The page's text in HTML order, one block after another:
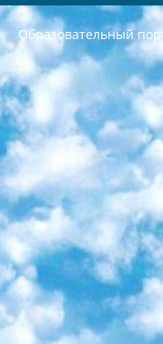
Образовательный
РЕСПУБЛИКА УЗБЕКИСТАН МИНИСТРЕРСТВО ДОШКОЛЬНОГО И ШКОЛЬНОГО ОБРАЗОВАНИЯ КОМАНДА в общеобразовательных учреждениях в 2023-2024 учебном году организация и проведение итоговой государственной аттестации обучающихся о Министра дошкольного и школьного образования Республики Узбекистан от 4 марта 2008 года (постановлением Минюста от 20 марта 2008 года № 1778 государственной регистрации) «Итоговое состояние учащихся общего среднего образования на основании положения об утверждении положения об аттестации общего среднего образования выпускной экзамен студентов в образовательных учреждениях в 2023-2024 учебном году В целях организации и прохождения аттестации приказываю: 1. Следующее: перечень предметов, по которым будет проводиться итоговая государственная аттестация и экзамен формы перевода согласно приложению 1; сертификаты международного образца, оценивающие уровень владения иностранными языками перечень согласно приложению 2; 2. Педагогический при специализированных образовательных учреждениях. научно-практический центр квалификации и международной оценки (Д.Давидова) 2024 г. До 25 марта: задания по предметам, по которым будет проводиться итоговая аттестация разработка и утверждение технических условий; итоговая аттестация на основании разработанного предметного задания разработка вопросов по предметам (устно и письменно), экзамен передача; общеобразовательные средние школы и специальные учебные заведения учащиеся выпускных классов школ и интернатов в агентской системе подготовка базы данных экзаменационных материалов и критериев оценки; перевод базы экзаменационных материалов на все языки обучения подать в Республиканский образовательный центр для изготовления; варианты экзаменов на основе разработанных контрольных материалов пусть будут поставлены задачи формирования. 3. Республиканский образовательный центр (Ш.Худайкулов) до 5 апреля 2024 года. до: база данных предоставленных экзаменационных материалов на все языки обучения перевод и экспертиза; для слепых, слабовидящих, глухих, слабослышащих и умственно отсталых детей учащиеся выпускных классов специализированных школ и школ-интернатов база данных экзаменационных материалов на всех преподаваемых языках подготовка критериев оценки; специализированные школы для умственно отсталых детей и технологии для учащихся выпускных классов школ-интернатов разработка соответствующих рекомендаций и критериев проведения ЕГЭ по естествознанию давать задания. 4. Педагогический при специализированных образовательных учреждениях. Научно-практический центр навыков и международной оценки (Д.Давидова), Республика образовательный центр (Худайкулов Ш.) итоговый государственный аттестационный экзамен ориентирован на творческое и логическое мышление при подготовке базы материалов учитывать введение заданий. 5. Следует отметить, что: сертификат государственного образца о знании общеобразовательного предмета и как минимум национальный уровень B1 по предметам на иностранных языках, указанным в Приложении 2. или международно признанный сертификат эквивалентного уровня студенты, изучающие определенный предмет, освобождаются от экзамена; по соответствующим предметам запланирована итоговая государственная аттестация за день до дня, путем жеребьевки Рабочей группой (в письменной форме по предметам, проводимым в форме) из числа сформированных вариантов выбрано 2 варианта; 2 выбранных варианта экзамена анонсированы на официальном сайте министерства и все выпускники по всей стране на основе этих вариантов проводит итоговую государственную аттестацию. 6. Государственное образование учащихся средних общеобразовательных учреждений. знания в соответствии с квалификационными требованиями, которые необходимо приобрести на основании стандартов итоговый (выпускной) контроль для 9 и 11 классов в целях тестирования Экзамены (далее – экзамены) состоят из предметов, перечисленных в приложении 1. будет сделано. 7. Экзамены пройдут с 26 мая по 15 июня 2024 г. (кроме науки физического воспитания). 8. Физическая для учащихся 9 классов общесредних образовательных учреждений. Экзамены по предмету «Образование, квалификация медицина» 1-6 мая 2024 года. сотрудники перевести под присмотр (с отклонениями в физическом или умственном развитии) специализированная школа для детей, школы-интернаты и со сколиозом школы-интернаты санаторного типа для больных детей исключены). 9. Он был слепым, слабовидящим и имел нарушения опорно-двигательного аппарата. экзамены в специализированных школах и интернатах для детей